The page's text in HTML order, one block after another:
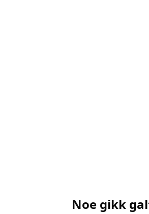
Noe gikk